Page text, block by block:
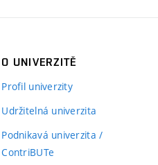
O UNIVERZITĚ
Profil univerzity
Udržitelná univerzita
Podnikavá univerzita /
ContriBUTe